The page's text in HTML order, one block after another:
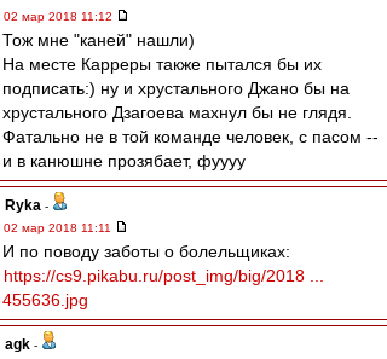
02 мар 2018 11:12
Тож мне "каней" нашли)
На месте Карреры также пытался бы их
подписать:) ну и хрустального Джано бы на
хрустального Дзагоева махнул бы не глядя.
Фатально не в той команде человек, с пасом --
и в канюшне прозябает, фуууу
Ryka -
02 мар 2018 11:11
И по поводу заботы о болельщиках:
https://cs9.pikabu.ru/post_img/big/2018 ...
455636.jpg
agk -